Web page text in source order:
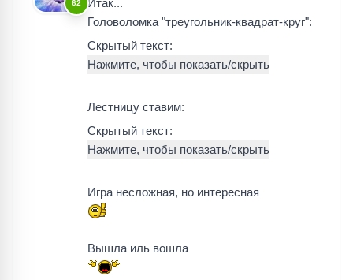
62
Итак...
Головоломка "треугольник-квадрат-круг":
Скрытый текст:
Лестницу ставим:
Скрытый текст:
Игра несложная, но интересная
Вышла иль вошла